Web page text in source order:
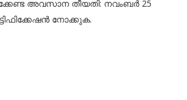
അവസാന തീയതി: നവംബർ 25
നോക്കുക.